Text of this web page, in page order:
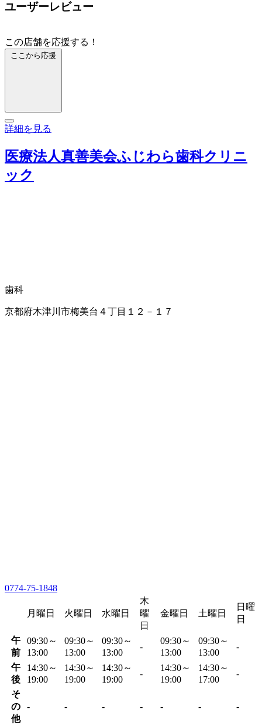
ユーザーレビュー
この店舗を応援する！
ここから応援
詳細を見る
医療法人真善美会ふじわら歯科クリニ
ック
歯科
京都府木津川市梅美台４丁目１２－１７
0774-75-1848
月曜日 火曜日 水曜日
木
曜
日
金曜日 土曜日
日曜
日
午
前
09:30～
13:00
09:30～
13:00
09:30～
13:00
-
09:30～
13:00
09:30～
13:00
-
午
後
14:30～
19:00
14:30～
19:00
14:30～
19:00
-
14:30～
19:00
14:30～
17:00
-
そ
の
他
- - - - - - -